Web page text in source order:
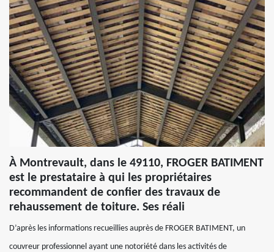
À Montrevault, dans le 49110, FROGER BATIMENT
est le prestataire à qui les propriétaires
recommandent de confier des travaux de
rehaussement de toiture. Ses réali
D’après les informations recueillies auprès de FROGER BATIMENT, un
couvreur professionnel ayant une notoriété dans les activités de